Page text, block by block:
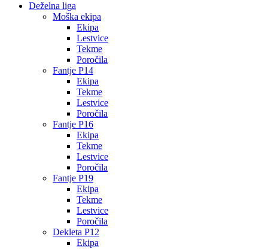
Deželna liga
Moška ekipa
Ekipa
Lestvice
Tekme
Poročila
Fantje P14
Ekipa
Tekme
Lestvice
Poročila
Fantje P16
Ekipa
Tekme
Lestvice
Poročila
Fantje P19
Ekipa
Tekme
Lestvice
Poročila
Dekleta P12
Ekipa